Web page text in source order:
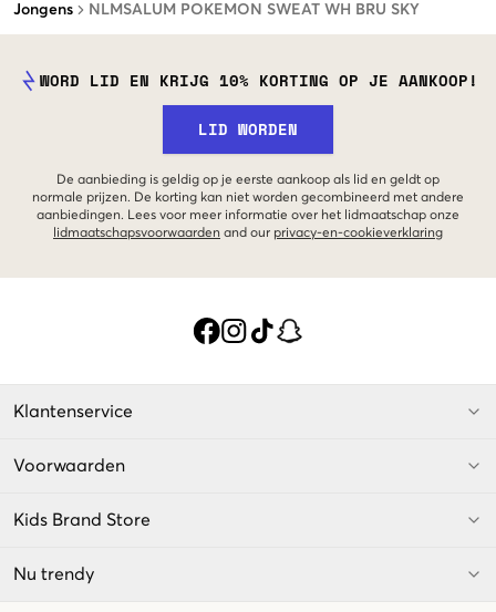
Jongens NLMSALUM POKEMON SWEAT WH BRU SKY
WORD LID EN KRIJG 10% KORTING OP JE AANKOOP!
LID WORDEN
De aanbieding is geldig op je eerste aankoop als lid en geldt op
normale prijzen. De korting kan niet worden gecombineerd met andere
aanbiedingen. Lees voor meer informatie over het lidmaatschap onze
lidmaatschapsvoorwaarden and our privacy-en-cookieverklaring
Klantenservice
Voorwaarden
Kids Brand Store
Nu trendy